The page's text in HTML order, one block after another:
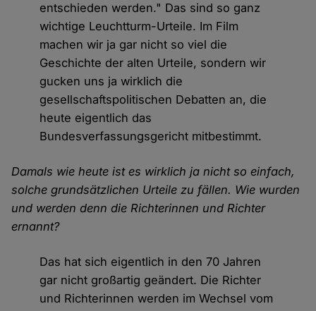
entschieden werden." Das sind so ganz
wichtige Leuchtturm-Urteile. Im Film
machen wir ja gar nicht so viel die
Geschichte der alten Urteile, sondern wir
gucken uns ja wirklich die
gesellschaftspolitischen Debatten an, die
heute eigentlich das
Bundesverfassungsgericht mitbestimmt.
Damals wie heute ist es wirklich ja nicht so einfach,
solche grundsätzlichen Urteile zu fällen. Wie wurden
und werden denn die Richterinnen und Richter
ernannt?
Das hat sich eigentlich in den 70 Jahren
gar nicht großartig geändert. Die Richter
und Richterinnen werden im Wechsel vom